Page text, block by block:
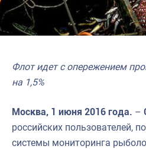
Флот идет с опережением
на 1,5%
Москва, 1 июня 2016 года. –
российских пользователей,
системы мониторинга